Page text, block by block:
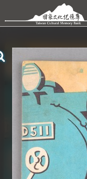
跳到主要內容區塊